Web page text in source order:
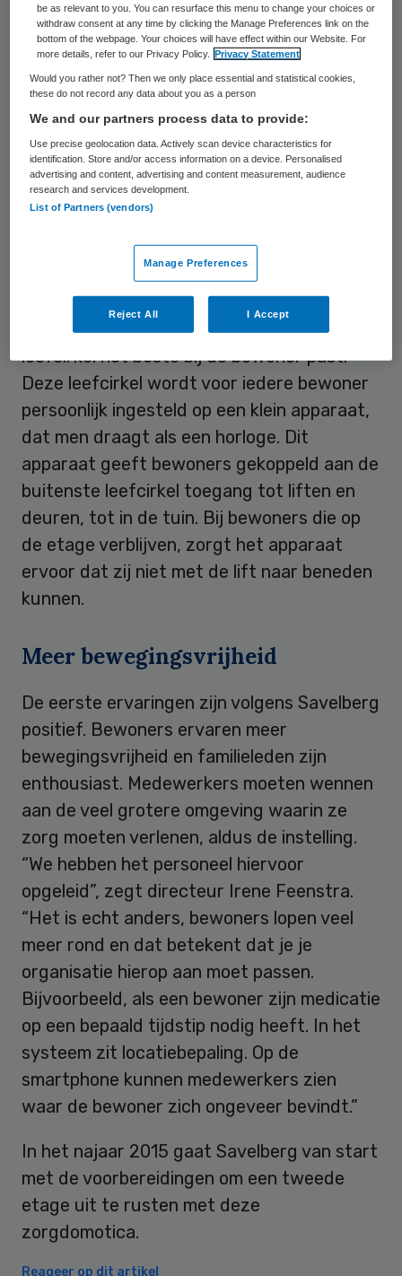
Hierdoor kunnen bewoners vrij bewegen in
dre zogeheten leefcirkels. In de buitenste
leefcirkel kunnen mensen met dementie
door het hele huis lopen en zelf de tuin in
gaan. Binnen de tweede leefcirkel kunnen
bewoners zich vrijelijk door het hele gebouw
bewegen. Binnen de derde leefcirkel
verblijven bewoners op de eigen etage.
Er wonen twintig ouderen op de
zorgdomotica-afdeling. De zorginstelling
heeft samen met de bewoner, familie en
een multidisciplinair team bepaald welke
leefcirkel het beste bij de bewoner past.
Deze leefcirkel wordt voor iedere bewoner
persoonlijk ingesteld op een klein apparaat,
dat men draagt als een horloge. Dit
apparaat geeft bewoners gekoppeld aan de
buitenste leefcirkel toegang tot liften en
deuren, tot in de tuin. Bij bewoners die op
de etage verblijven, zorgt het apparaat
ervoor dat zij niet met de lift naar beneden
kunnen.
Meer bewegingsvrijheid
De eerste ervaringen zijn volgens Savelberg
positief. Bewoners ervaren meer
bewegingsvrijheid en familieleden zijn
enthousiast. Medewerkers moeten wennen
aan de veel grotere omgeving waarin ze
zorg moeten verlenen, aldus de instelling.
“We hebben het personeel hiervoor
opgeleid”, zegt directeur Irene Feenstra.
“Het is echt anders, bewoners lopen veel
meer rond en dat betekent dat je je
organisatie hierop aan moet passen.
Bijvoorbeeld, als een bewoner zijn medicatie
op een bepaald tijdstip nodig heeft. In het
systeem zit locatiebepaling. Op de
smartphone kunnen medewerkers zien
waar de bewoner zich ongeveer bevindt.”
In het najaar 2015 gaat Savelberg van start
met de voorbereidingen om een tweede
etage uit te rusten met deze
zorgdomotica.
Reageer op dit artikel
be as relevant to you. You can resurface this menu to change your choices or
withdraw consent at any time by clicking the Manage Preferences link on the
bottom of the webpage. Your choices will have effect within our Website. For
more details, refer to our Privacy Policy.
Privacy Statement
Would you rather not? Then we only place essential and statistical cookies,
these do not record any data about you as a person
We and our partners process data to provide:
Use precise geolocation data. Actively scan device characteristics for
identification. Store and/or access information on a device. Personalised
advertising and content, advertising and content measurement, audience
research and services development.
List of Partners (vendors)
Manage Preferences
Reject All I Accept